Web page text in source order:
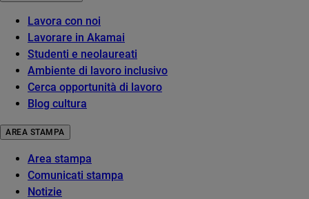
Lavora con noi
Lavorare in Akamai
Studenti e neolaureati
Ambiente di lavoro inclusivo
Cerca opportunità di lavoro
Blog cultura
AREA STAMPA
Area stampa
Comunicati stampa
Notizie